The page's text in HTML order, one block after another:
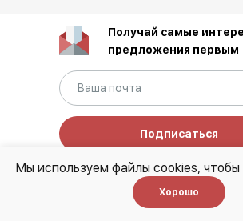
Получай самые
предложения первым
Подписаться
Нажимая на кнопку, я даю согласиена
персональных данныхи соглашаюсь с
конфиденциальности.Этот сайт
reCAPTCHA и GooglePrivacy Policy
Мы используем файлы cookies,
Хорошо